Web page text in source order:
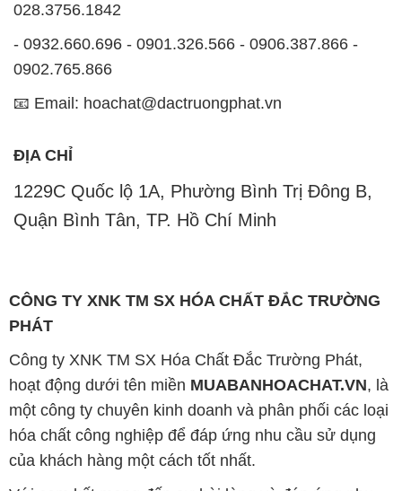
028.3756.1842
- 0932.660.696 - 0901.326.566 - 0906.387.866 -
0902.765.866
📧 Email: hoachat@dactruongphat.vn
ĐỊA CHỈ
1229C Quốc lộ 1A, Phường Bình Trị Đông B,
Quận Bình Tân, TP. Hồ Chí Minh
CÔNG TY XNK TM SX HÓA CHẤT ĐẮC TRƯỜNG
PHÁT
Công ty XNK TM SX Hóa Chất Đắc Trường Phát,
hoạt động dưới tên miền MUABANHOACHAT.VN, là
một công ty chuyên kinh doanh và phân phối các loại
hóa chất công nghiệp để đáp ứng nhu cầu sử dụng
của khách hàng một cách tốt nhất.